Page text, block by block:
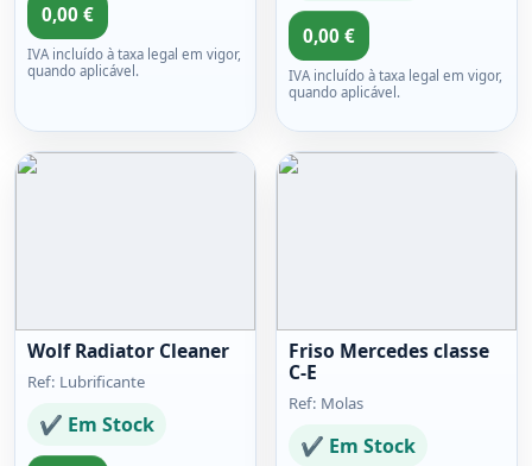
0,00 €
IVA incluído à taxa legal em vigor,
quando aplicável.
0,00 €
IVA incluído à taxa legal em vigor,
quando aplicável.
Wolf Radiator Cleaner
Ref: Lubrificante
✔ Em Stock
Friso Mercedes classe
C-E
Ref: Molas
✔ Em Stock